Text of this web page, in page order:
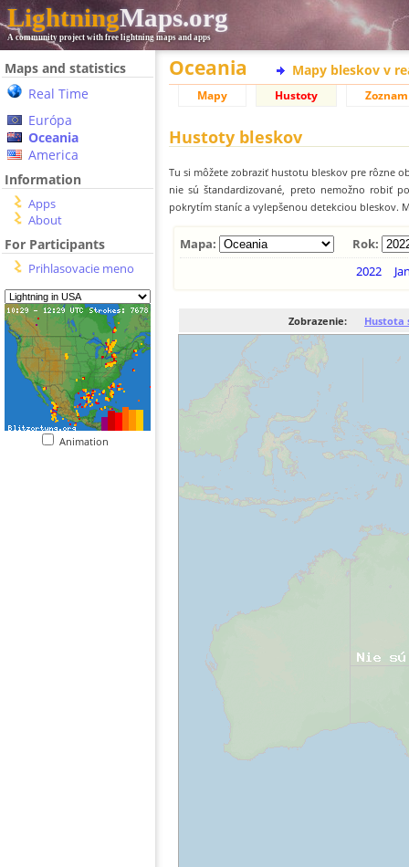
LightningMaps.org
A community project with free lightning maps and apps
Maps and statistics
Real Time
Európa
Oceania
America
Information
Apps
About
For Participants
Prihlasovacie meno
Animation
Oceania Mapy bleskov v
Mapy Hustoty Zoznam
Hustoty bleskov
Tu si môžete zobraziť hustotu bleskov pre rôzne
nie sú štandardizované, preto nemožno robiť
pokrytím staníc a vylepšenou detekciou bleskov.
Mapa:
Rok:
2022
Zobrazenie: Hustota